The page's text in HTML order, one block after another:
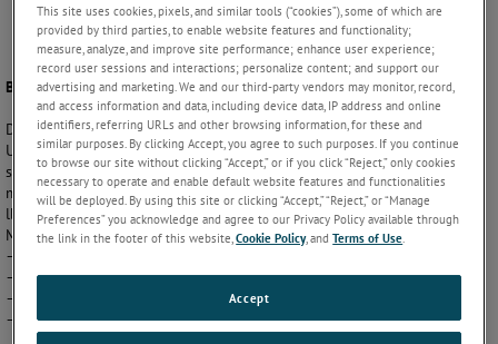
g
a
t
o
n
B49A Bremse
Die ausfallsichere Haltebremse B49A hat die Funktion, bei einer
Unterbrechung der Stromversorgung von Motor und Bremse, Lasten
sicher zu halten und wird üblicherweise an der Motorrückseite
montiert. Diese kompakte 30mm-Bremse hat ein Haltemoment von 3
lb-in.HINWEIS:Die Bremsen sind nur in Kombination mit unseren
Motoren erhältlich und nicht einzeln verkäuflich.
– Werkseitig voreingestellter Präzisions-Luftspalt
– Formsteifer Reibbelag
– Hochleistungsdruckfeder
– Quadrat-Treibermutter mit Befestigungsschraube
This site uses cookies, pixels, and similar tools (“cookies”), some of which are
provided by third parties, to enable website features and functionality;
measure, analyze, and improve site performance; enhance user experience;
record user sessions and interactions; personalize content; and support our
advertising and marketing. We and our third-party vendors may monitor, record,
and access information and data, including device data, IP address and online
identifiers, referring URLs and other browsing information, for these and
similar purposes. By clicking Accept, you agree to such purposes. If you continue
to browse our site without clicking “Accept,” or if you click “Reject,” only cookies
necessary to operate and enable default website features and functionalities
will be deployed. By using this site or clicking “Accept,” “Reject,” or “Manage
Preferences” you acknowledge and agree to our Privacy Policy available through
the link in the footer of this website,Cookie Policy, andTerms of Use
Accept